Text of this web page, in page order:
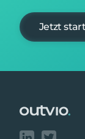
Jetzt